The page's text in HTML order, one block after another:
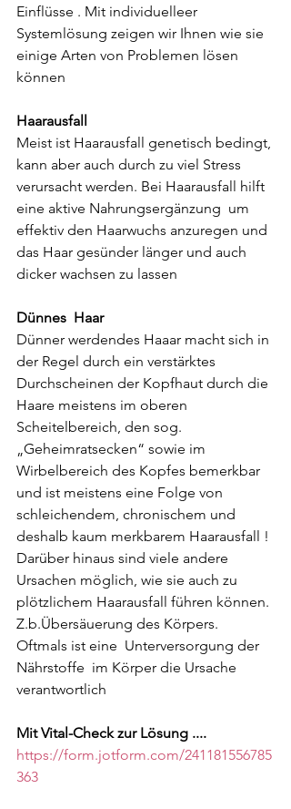
Einflüsse . Mit individuelleer
Systemlösung zeigen wir Ihnen wie sie
einige Arten von Problemen lösen
können
Haarausfall
Meist ist Haarausfall genetisch bedingt,
kann aber auch durch zu viel Stress
verursacht werden. Bei Haarausfall hilft
eine aktive Nahrungsergänzung  um
effektiv den Haarwuchs anzuregen und
das Haar gesünder länger und auch
dicker wachsen zu lassen
Dünnes  Haar
Dünner werdendes Haaar macht sich in
der Regel durch ein verstärktes
Durchscheinen der Kopfhaut durch die
Haare meistens im oberen
Scheitelbereich, den sog.
„Geheimratsecken“ sowie im
Wirbelbereich des Kopfes bemerkbar
und ist meistens eine Folge von
schleichendem, chronischem und
deshalb kaum merkbarem Haarausfall !
Darüber hinaus sind viele andere
Ursachen möglich, wie sie auch zu
plötzlichem Haarausfall führen können.
Z.b.Übersäuerung des Körpers.
Oftmals ist eine  Unterversorgung der
Nährstoffe  im Körper die Ursache
verantwortlich
Mit Vital-Check zur Lösung ....
https://form.jotform.com/241181556785
363